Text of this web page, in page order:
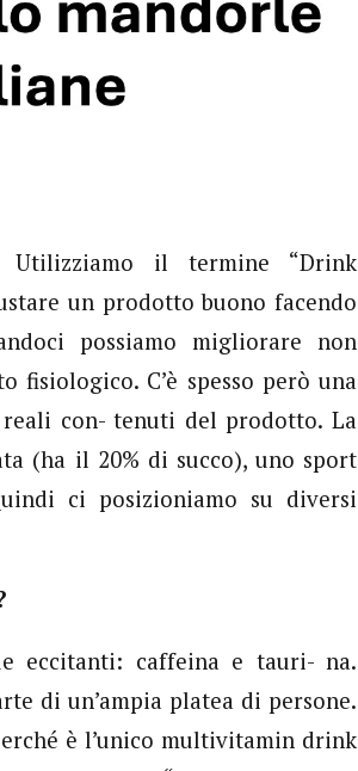
Utilizziamo il termine “Drink
un prodotto buono facendo
possiamo migliorare non
fisiologico. C’è spesso però una
con- tenuti del prodotto. La
(ha il 20% di succo), uno sport
ci posizioniamo su diversi
eccitanti: caffeina e tauri- na.
di un’ampia platea di persone.
è l’unico multivitamin drink